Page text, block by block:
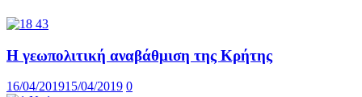
Η γεωπολιτική αναβάθμιση της Κρήτης
16/04/201915/04/2019 0